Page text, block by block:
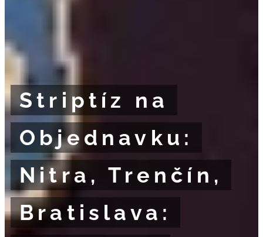
Striptíz na
Objednavku:
Nitra, Trenčín,
Bratislava: